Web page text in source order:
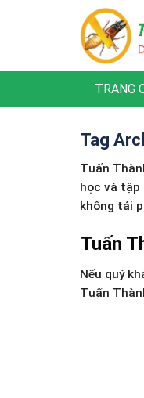
TRANG
Tag
Tuấn
học và tập
không tái
Tuấn
Nếu quý
Tuấn